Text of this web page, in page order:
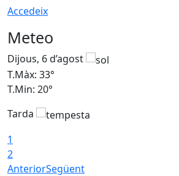
Accedeix
Meteo
Dijous, 6 d’agost
T.Màx: 33°
T.Min: 20°
Tarda
1
2
AnteriorSegüent